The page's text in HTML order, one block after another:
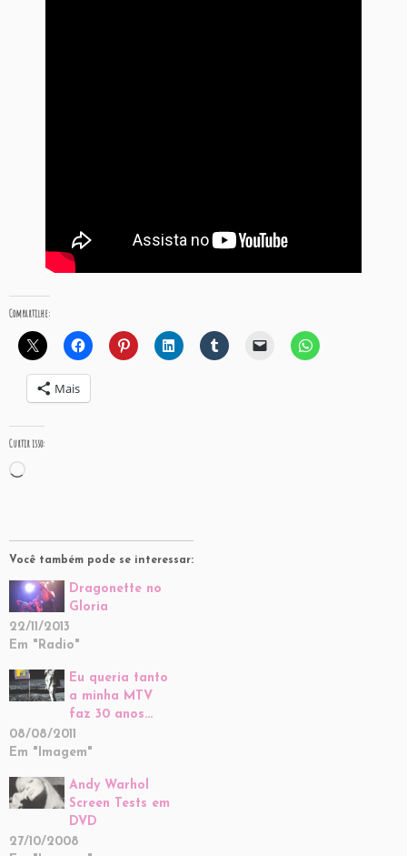
Compartilhe:
Mais
Curtir isso:
Carregando...
Você também pode se interessar:
Dragonette no
Gloria
22/11/2013
Em "Radio"
Eu queria tanto
a minha MTV
faz 30 anos…
08/08/2011
Em "Imagem"
Andy Warhol
Screen Tests em
DVD
27/10/2008